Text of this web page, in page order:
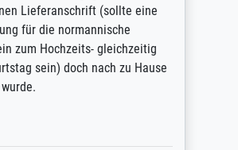
Lieferanschrift (sollte eine
für die normannische
zum Hochzeits- gleichzeitig
sein) doch nach zu Hause